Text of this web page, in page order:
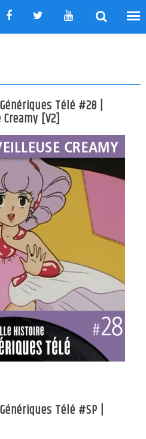
Télé #28 |
[V2]
Télé #SP |